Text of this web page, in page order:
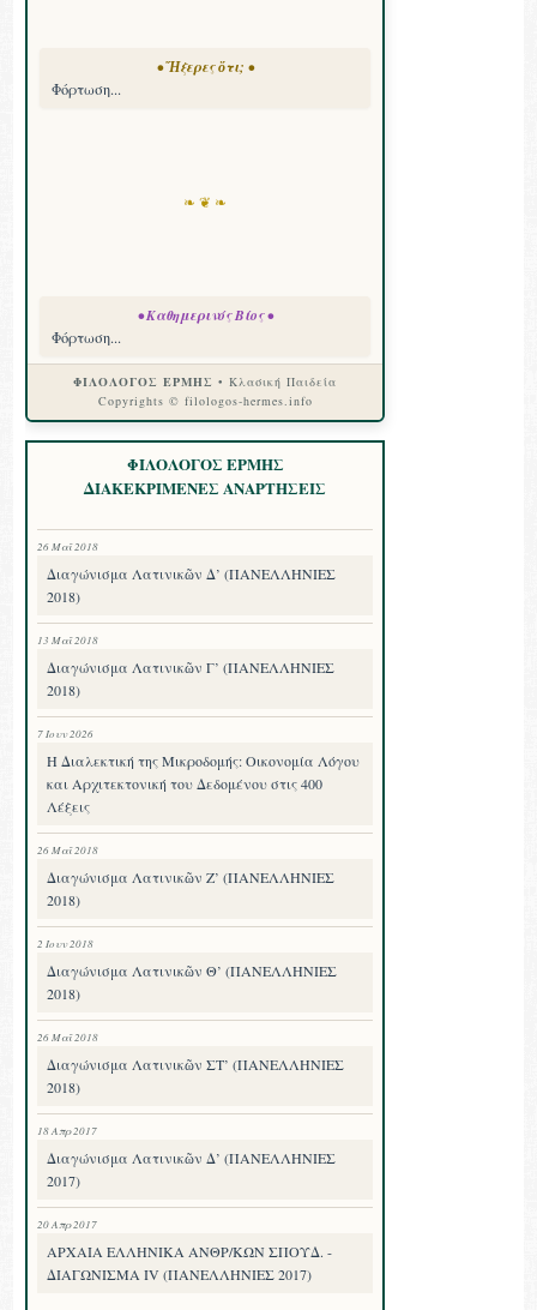
• Ἤξερες ὅτι; •
Φόρτωση...
❧ ❦ ❧
• Καθημερινός Βίος •
Φόρτωση...
ΦΙΛΟΛΟΓΟΣ ΕΡΜΗΣ • Κλασική Παιδεία
Copyrights © filologos-hermes.info
ΦΙΛΟΛΟΓΟΣ ΕΡΜΗΣ
ΔΙΑΚΕΚΡΙΜΕΝΕΣ ΑΝΑΡΤΗΣΕΙΣ
26 Μαΐ 2018
Διαγώνισμα Λατινικῶν Δ’ (ΠΑΝΕΛΛΗΝΙΕΣ
2018)
13 Μαΐ 2018
Διαγώνισμα Λατινικῶν Γ’ (ΠΑΝΕΛΛΗΝΙΕΣ
2018)
7 Ιουν 2026
Η Διαλεκτική της Μικροδομής: Οικονομία Λόγου
και Αρχιτεκτονική του Δεδομένου στις 400
Λέξεις
26 Μαΐ 2018
Διαγώνισμα Λατινικῶν Ζ’ (ΠΑΝΕΛΛΗΝΙΕΣ
2018)
2 Ιουν 2018
Διαγώνισμα Λατινικῶν Θ’ (ΠΑΝΕΛΛΗΝΙΕΣ
2018)
26 Μαΐ 2018
Διαγώνισμα Λατινικῶν ΣΤ’ (ΠΑΝΕΛΛΗΝΙΕΣ
2018)
18 Απρ 2017
Διαγώνισμα Λατινικῶν Δ’ (ΠΑΝΕΛΛΗΝΙΕΣ
2017)
20 Απρ 2017
ΑΡΧΑΙΑ ΕΛΛΗΝΙΚΑ ΑΝΘΡ/ΚΩΝ ΣΠΟΥΔ. -
ΔΙΑΓΩΝΙΣΜΑ IV (ΠΑΝΕΛΛΗΝΙΕΣ 2017)